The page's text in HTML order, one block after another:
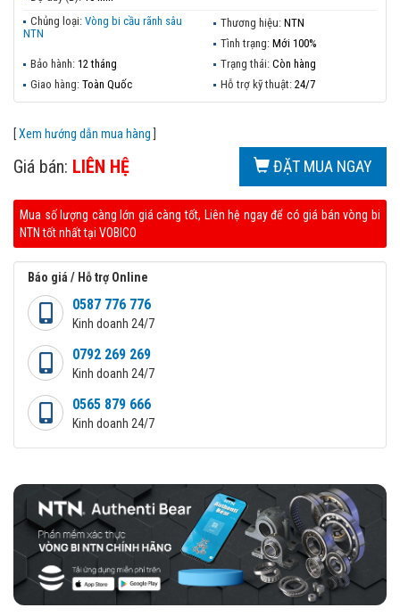
Chủng loại: Vòng bi cầu rãnh sâu
NTN
Thương hiệu: NTN
Tình trạng: Mới 100%
Bảo hành: 12 tháng Trạng thái: Còn hàng
Giao hàng: Toàn Quốc Hỗ trợ kỹ thuật: 24/7
[Xem hướng dẫn mua hàng
Giá bán: LIÊN HỆ ĐẶT MUA NGAY
Mua số lượng càng lớn giá càng tốt, Liên hệ ngay để có giá bán vòng bi
NTN tốt nhất tại VOBICO
Báo giá / Hỗ trợ Online
0587 776 776
Kinh doanh 24/7
0792 269 269
Kinh doanh 24/7
0565 879 666
Kinh doanh 24/7